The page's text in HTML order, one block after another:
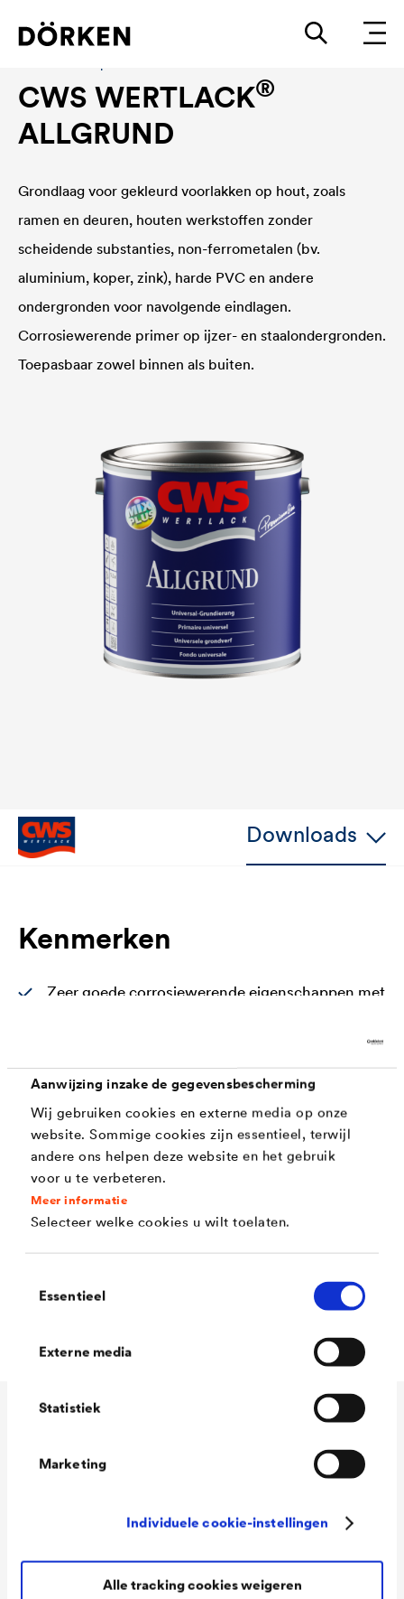
Aanwijzing inzake de gegevensbescherming
Wij gebruiken cookies en externe media op onze
website. Sommige cookies zijn essentieel, terwijl
andere ons helpen deze website en het gebruik
voor u te verbeteren.
Meer informatie
Selecteer welke cookies u wilt toelaten.
Essentieel
Externe media
Statistiek
Marketing
Individuele cookie-instellingen
Alle tracking cookies weigeren
CWS WERTLACK®
ALLGRUND
Grondlaag voor gekleurd voorlakken op hout, zoals
ramen en deuren, houten werkstoffen zonder
scheidende substanties, non-ferrometalen (bv.
aluminium, koper, zink), harde PVC en andere
ondergronden voor navolgende eindlagen.
Corrosiewerende primer op ijzer- en staalondergronden.
Toepasbaar zowel binnen als buiten.
Downloads
Kenmerken
Zeer goede corrosiewerende eigenschappen met
Hoge laagdikte, goede vloei en hoog
dekvermogen.
Gemakkelijke verwerking met kwast, rol of de
bekende spuittechnieken
Nitrobestendig
warmwaterradiatoren
RAL 9005 Gitzwart